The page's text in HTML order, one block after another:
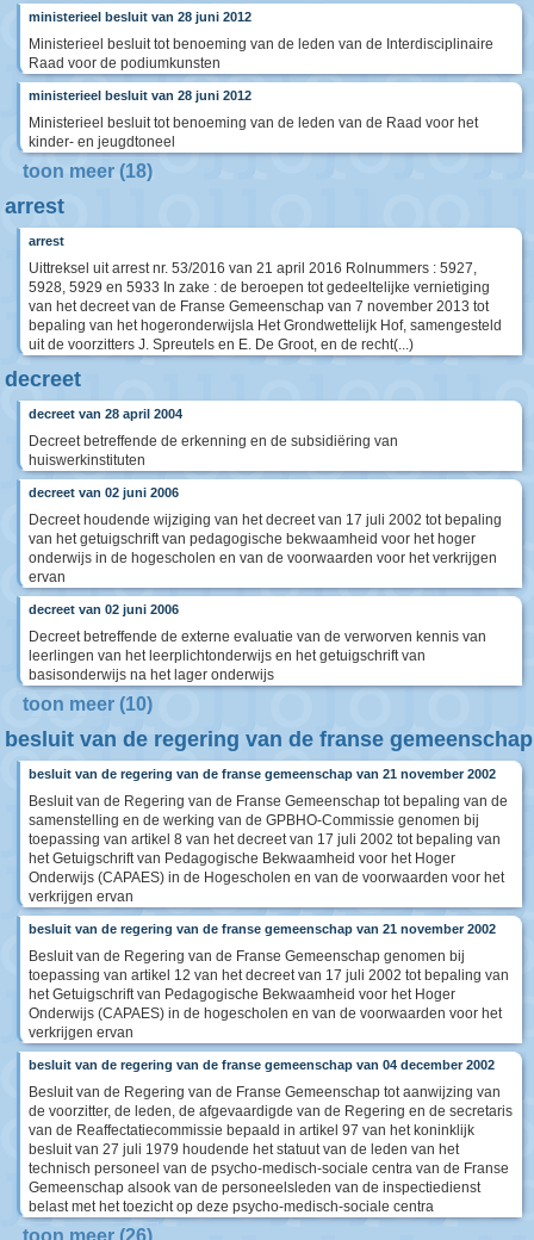
ministerieel besluit van 28 juni 2012
Ministerieel besluit tot benoeming van de leden van de Interdisciplinaire
Raad voor de podiumkunsten
ministerieel besluit van 28 juni 2012
Ministerieel besluit tot benoeming van de leden van de Raad voor het
kinder- en jeugdtoneel
toon meer (18)
arrest
arrest
Uittreksel uit arrest nr. 53/2016 van 21 april 2016 Rolnummers : 5927,
5928, 5929 en 5933 In zake : de beroepen tot gedeeltelijke vernietiging
van het decreet van de Franse Gemeenschap van 7 november 2013 tot
bepaling van het hogeronderwijsla Het Grondwettelijk Hof, samengesteld
uit de voorzitters J. Spreutels en E. De Groot, en de recht(...)
decreet
decreet van 28 april 2004
Decreet betreffende de erkenning en de subsidiëring van
huiswerkinstituten
decreet van 02 juni 2006
Decreet houdende wijziging van het decreet van 17 juli 2002 tot bepaling
van het getuigschrift van pedagogische bekwaamheid voor het hoger
onderwijs in de hogescholen en van de voorwaarden voor het verkrijgen
ervan
decreet van 02 juni 2006
Decreet betreffende de externe evaluatie van de verworven kennis van
leerlingen van het leerplichtonderwijs en het getuigschrift van
basisonderwijs na het lager onderwijs
toon meer (10)
besluit van de regering van de franse gemeenschap
besluit van de regering van de franse gemeenschap van 21 november 2002
Besluit van de Regering van de Franse Gemeenschap tot bepaling van de
samenstelling en de werking van de GPBHO-Commissie genomen bij
toepassing van artikel 8 van het decreet van 17 juli 2002 tot bepaling van
het Getuigschrift van Pedagogische Bekwaamheid voor het Hoger
Onderwijs (CAPAES) in de Hogescholen en van de voorwaarden voor het
verkrijgen ervan
besluit van de regering van de franse gemeenschap van 21 november 2002
Besluit van de Regering van de Franse Gemeenschap genomen bij
toepassing van artikel 12 van het decreet van 17 juli 2002 tot bepaling van
het Getuigschrift van Pedagogische Bekwaamheid voor het Hoger
Onderwijs (CAPAES) in de hogescholen en van de voorwaarden voor het
verkrijgen ervan
besluit van de regering van de franse gemeenschap van 04 december 2002
Besluit van de Regering van de Franse Gemeenschap tot aanwijzing van
de voorzitter, de leden, de afgevaardigde van de Regering en de secretaris
van de Reaffectatiecommissie bepaald in artikel 97 van het koninklijk
besluit van 27 juli 1979 houdende het statuut van de leden van het
technisch personeel van de psycho-medisch-sociale centra van de Franse
Gemeenschap alsook van de personeelsleden van de inspectiedienst
belast met het toezicht op deze psycho-medisch-sociale centra
toon meer (26)